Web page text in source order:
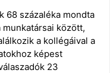
68 százaléka mondta
között,
a kollégáival a
képest
23